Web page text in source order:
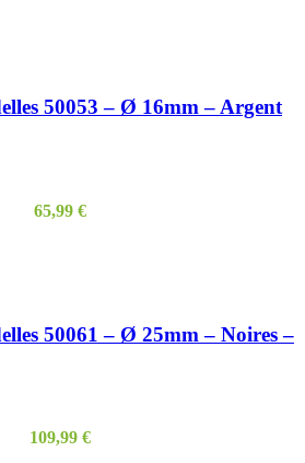
50053 – Ø 16mm – Argent
65,99 €
50061 – Ø 25mm – Noires –
109,99 €